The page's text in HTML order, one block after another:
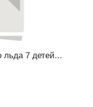
льда 7 детей...